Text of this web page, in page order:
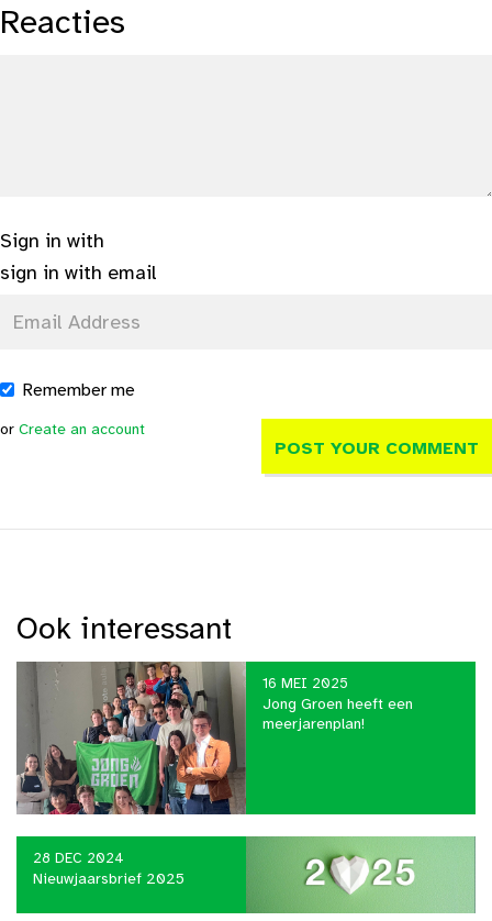
Reacties
Sign in with
sign in with email
Remember me
or Create an account
Ook interessant
16 MEI 2025
Jong Groen heeft een
meerjarenplan!
28 DEC 2024
Nieuwjaarsbrief 2025